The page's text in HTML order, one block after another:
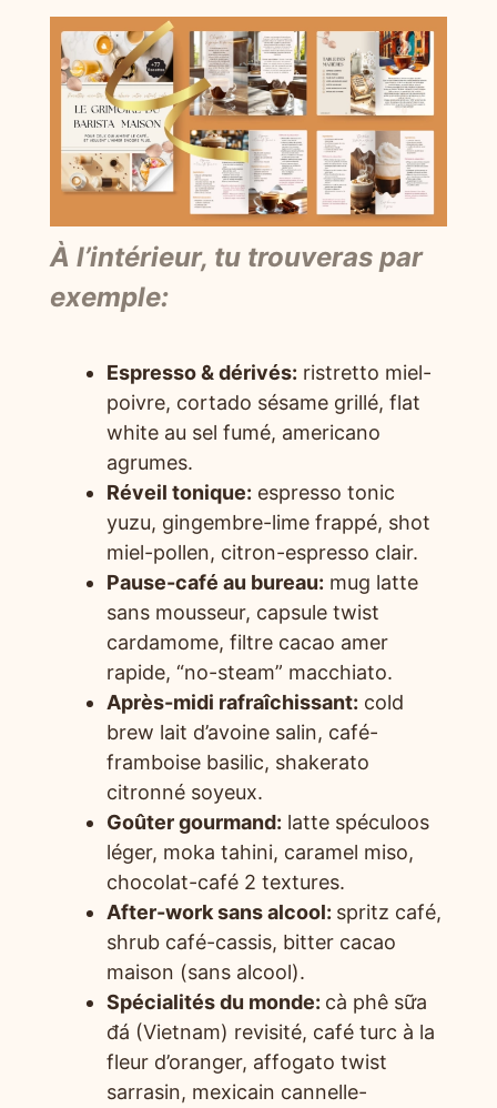
À l’intérieur, tu trouveras par
exemple:
Espresso & dérivés: ristretto miel-
poivre, cortado sésame grillé, flat
white au sel fumé, americano
agrumes.
Réveil tonique: espresso tonic
yuzu, gingembre-lime frappé, shot
miel-pollen, citron-espresso clair.
Pause-café au bureau: mug latte
sans mousseur, capsule twist
cardamome, filtre cacao amer
rapide, “no-steam” macchiato.
Après-midi rafraîchissant: cold
brew lait d’avoine salin, café-
framboise basilic, shakerato
citronné soyeux.
Goûter gourmand: latte spéculoos
léger, moka tahini, caramel miso,
chocolat-café 2 textures.
After-work sans alcool: spritz café,
shrub café-cassis, bitter cacao
maison (sans alcool).
Spécialités du monde: cà phê sữa
đá (Vietnam) revisité, café turc à la
fleur d’oranger, affogato twist
sarrasin, mexicain cannelle-